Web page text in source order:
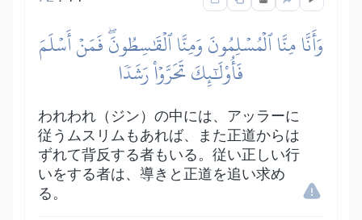
وَأَنَّا مِنَّا ٱلۡمُسۡلِمُونَ وَمِنَّا ٱلۡقَٰسِطُونَۖ فَمَنۡ أَسۡلَمَ
فَأُوْلَٰٓئِكَ تَحَرَّوۡاْ رَشَدٗا
われわれ（ジン）の中には、アッラーに
従うムスリムもあれば、また正道からは
ずれて背反する者もいる。従い正しい行
いをする者は、導きと正道を追い求め
る。